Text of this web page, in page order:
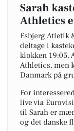
Sarah
Athletics
Esbjerg Atletik
deltage i
klokken 19:05.
Athletics, men
Danmark på
For
live via
til Sarah er
og det danske